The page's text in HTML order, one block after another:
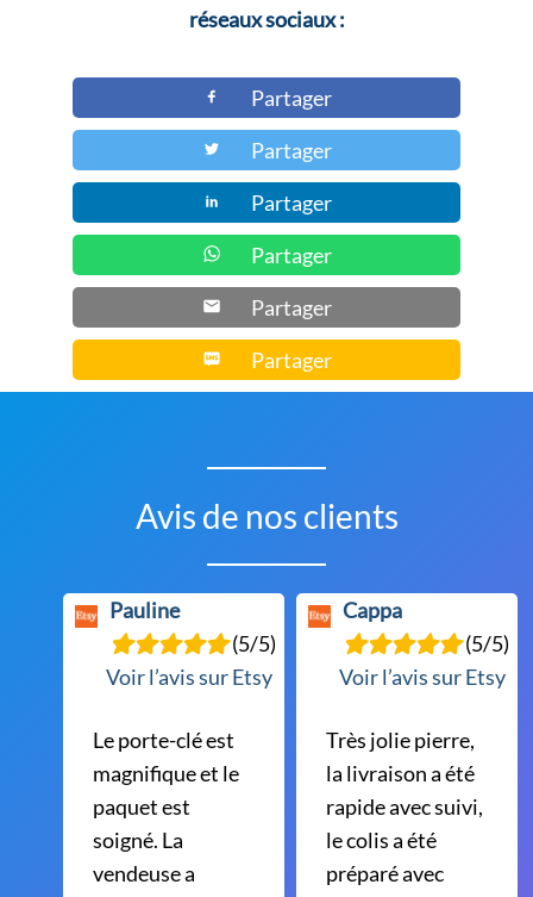
être
choisies
la
page
produit
réseaux sociaux :
Partager
Partager
Partager
Partager
Partager
Partager
Avis de nos clients
Pauline
(5/5)
Voir l’avis sur Etsy
Le porte-clé est
magnifique et le
paquet est
soigné. La
vendeuse a
Cappa
(5/5)
Voir l’avis sur Etsy
Très jolie pierre,
la livraison a été
rapide avec suivi,
le colis a été
préparé avec